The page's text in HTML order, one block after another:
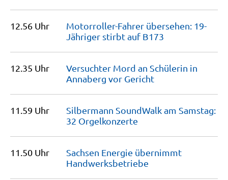
12.56 Uhr
Motorroller-Fahrer übersehen: 19-
Jähriger stirbt auf B173
12.35 Uhr
Versuchter Mord an Schülerin in
Annaberg vor Gericht
11.59 Uhr
Silbermann SoundWalk am Samstag:
32 Orgelkonzerte
11.50 Uhr
Sachsen Energie übernimmt
Handwerksbetriebe